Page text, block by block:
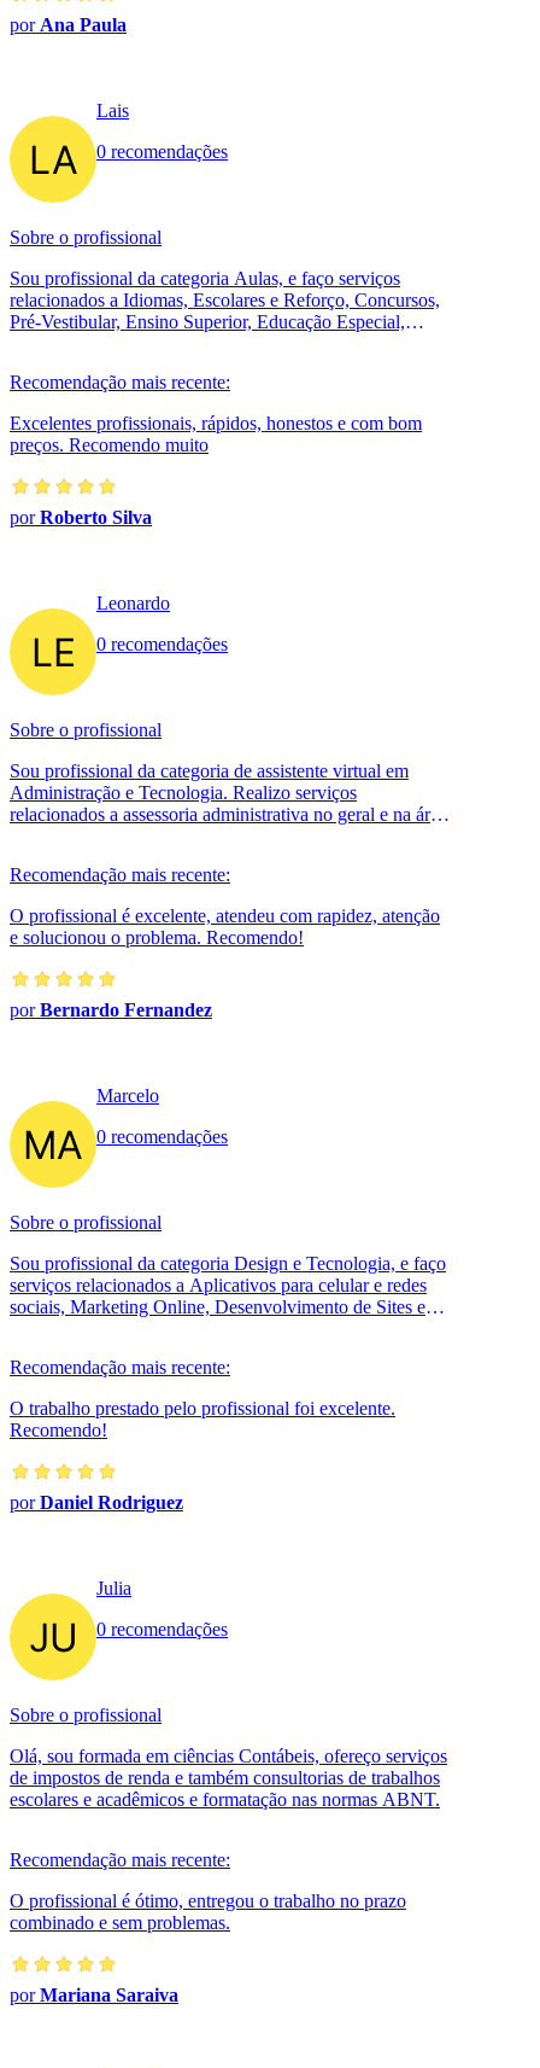
por Ana Paula
Lais
0 recomendações
Sobre o profissional
Sou profissional da categoria Aulas, e faço serviços
relacionados a Idiomas, Escolares e Reforço, Concursos,
Pré-Vestibular, Ensino Superior, Educação Especial,
Recomendação mais recente:
Excelentes profissionais, rápidos, honestos e com bom
preços. Recomendo muito
porRoberto Silva
Leonardo
0 recomendações
Sobre o profissional
Sou profissional da categoria de assistente virtual em
Administração e Tecnologia. Realizo serviços
relacionados a assessoria administrativa no geral e na área
Recomendação mais recente:
O profissional é excelente, atendeu com rapidez, atenção
e solucionou o problema. Recomendo!
porBernardo Fernandez
Marcelo
0 recomendações
Sobre o profissional
Sou profissional da categoria Design e Tecnologia, e faço
serviços relacionados a Aplicativos para celular e redes
sociais, Marketing Online, Desenvolvimento de Sites e
Recomendação mais recente:
O trabalho prestado pelo profissional foi excelente.
Recomendo!
porDaniel Rodriguez
Julia
0 recomendações
Sobre o profissional
Olá, sou formada em ciências Contábeis, ofereço serviços
de impostos de renda e também consultorias de trabalhos
escolares e acadêmicos e formatação nas normas ABNT.
Recomendação mais recente:
O profissional é ótimo, entregou o trabalho no prazo
combinado e sem problemas.
porMariana Saraiva